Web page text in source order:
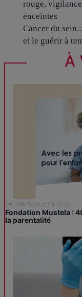
rouge,
enceintes
Cancer du sein
et le guérir à
À
Le : 06/07/2026 à 12:07
Fondation Mustela :
la parentalité